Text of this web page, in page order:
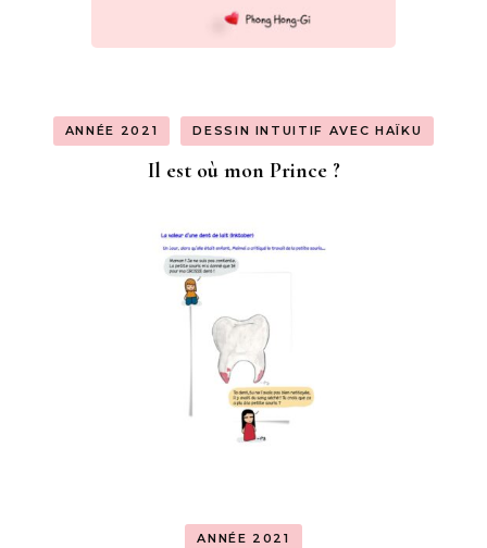
ANNÉE 2021 DESSIN INTUITIF AVEC HAÏKU
Il est où mon Prince ?
ANNÉE 2021